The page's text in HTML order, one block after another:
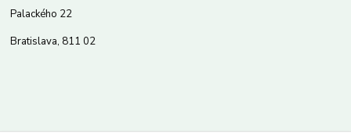
Palackého 22
Bratislava, 811 02